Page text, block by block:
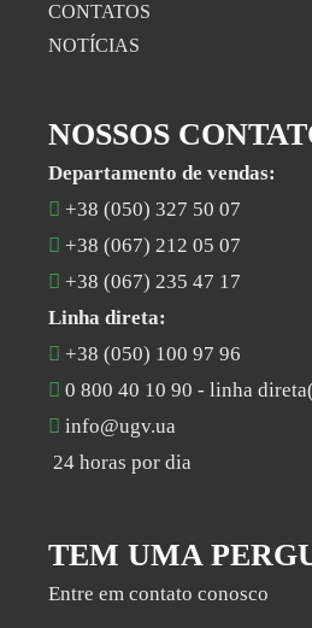
CONTATOS
NOTÍCIAS
NOSSOS
Departamento de vendas:
+38 (050) 327 50 07
+38 (067) 212 05 07
+38 (067) 235 47 17
Linha direta:
+38 (050) 100 97 96
0 800 40 10 90 - linha
info@ugv.ua
24 horas por dia
TEM UMA
Entre em contato conosco